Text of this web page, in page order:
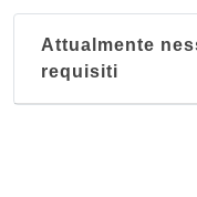
Attualmente
requisiti